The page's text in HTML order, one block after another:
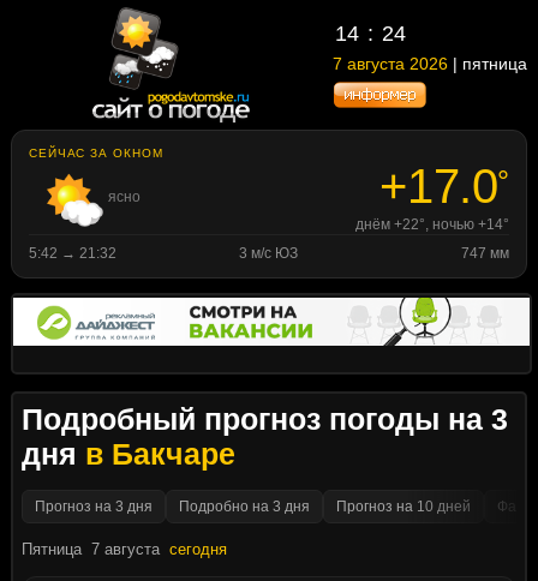
14 24
7 августа 2026 | пятница
СЕЙЧАС ЗА ОКНОМ
ясно +17.0°
днём +22°, ночью +14°
5:42 → 21:32
3 м/с ЮЗ 747 мм
Подробный прогноз погоды на 3
дня в Бакчаре
Прогноз на 3 дня Подробно на 3 дня Прогноз на 10 дней
Пятница7 августа сегодня